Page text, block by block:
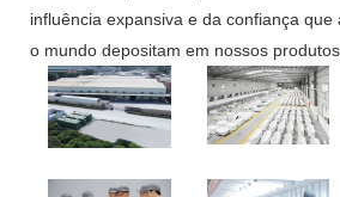
influência expansiva e da confiança
o mundo depositam em nossos